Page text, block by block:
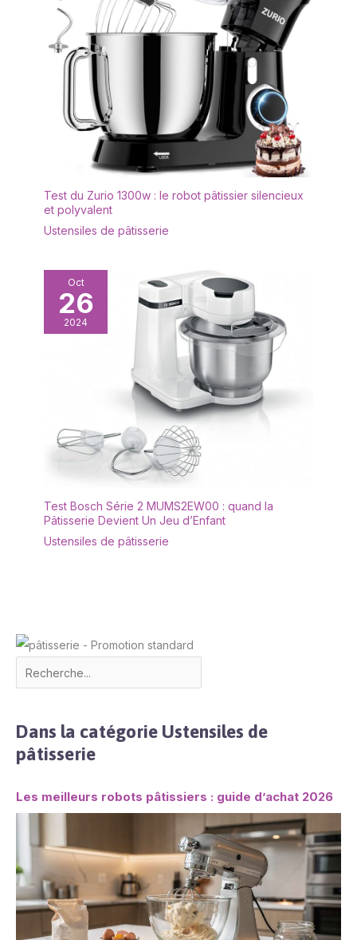
Test du Zurio 1300w : le robot pâtissier silencieux
et polyvalent
Ustensiles de pâtisserie
Oct
26
2024
Test Bosch Série 2 MUMS2EW00 : quand la
Pâtisserie Devient Un Jeu d’Enfant
Ustensiles de pâtisserie
Dans la catégorie Ustensiles de
pâtisserie
Les meilleurs robots pâtissiers : guide d’achat 2026